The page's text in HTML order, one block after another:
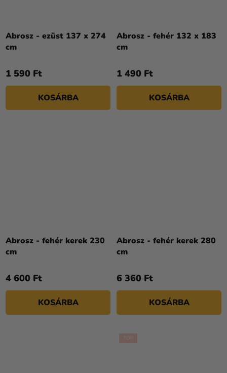
Abrosz - ezüst 137 x 274
cm
1 590 Ft
KOSÁRBA
Abrosz - fehér 132 x 183
cm
1 490 Ft
KOSÁRBA
Abrosz - fehér kerek 230
cm
4 600 Ft
KOSÁRBA
Abrosz - fehér kerek 280
cm
6 360 Ft
KOSÁRBA